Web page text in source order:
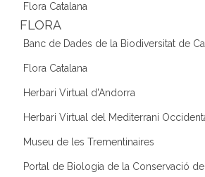
Flora Catalana
FLORA
Banc de Dades de la Biodiversitat de
Flora Catalana
Herbari Virtual d'Andorra
Herbari Virtual del Mediterrani
Museu de les Trementinaires
Portal de Biologia de la Conservació de